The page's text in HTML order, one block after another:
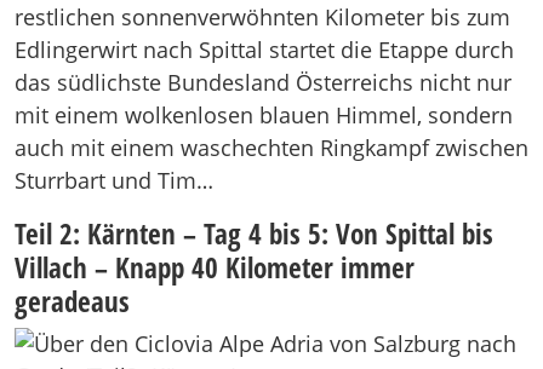
restlichen sonnenverwöhnten Kilometer bis zum
Edlingerwirt nach Spittal startet die Etappe durch
das südlichste Bundesland Österreichs nicht nur
mit einem wolkenlosen blauen Himmel, sondern
auch mit einem waschechten Ringkampf zwischen
Sturrbart und Tim…
Teil 2: Kärnten – Tag 4 bis 5: Von Spittal bis
Villach – Knapp 40 Kilometer immer
geradeaus